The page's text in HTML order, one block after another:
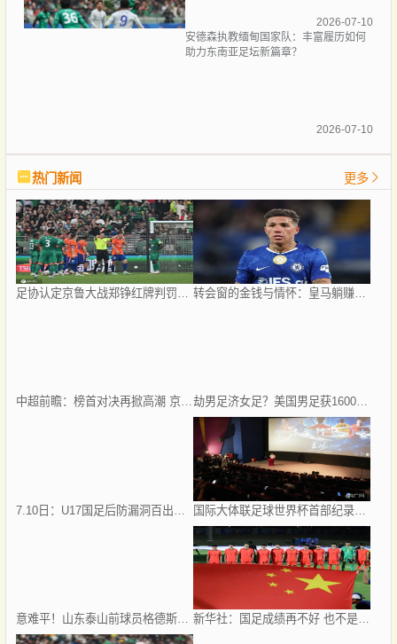
2026-07-10
安德森执教缅甸国家队：丰富履历如何
助力东南亚足坛新篇章？
2026-07-10
热门新闻 更多
中超前瞻：榜首对决再掀高潮 京沪大战难分胜负 劫男足济女足？美国男足获1600万美元奖金，要分给美国女足640万